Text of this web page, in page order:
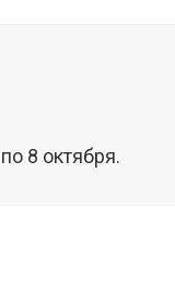
8 октября.